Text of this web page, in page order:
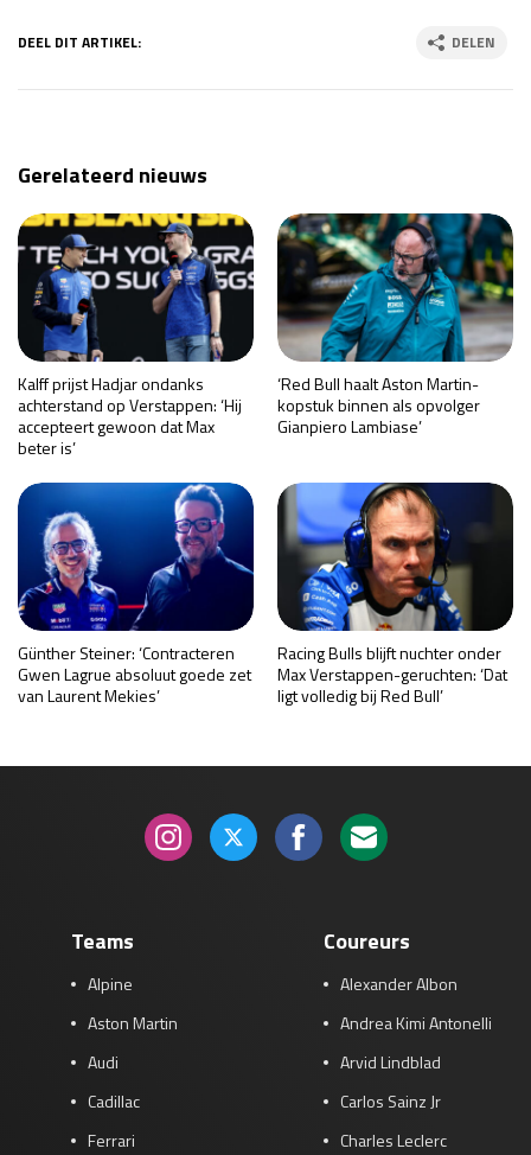
DEEL DIT ARTIKEL: DELEN
Gerelateerd nieuws
Kalff prijst Hadjar ondanks
achterstand op Verstappen: ‘Hij
accepteert gewoon dat Max
beter is’
‘Red Bull haalt Aston Martin-
kopstuk binnen als opvolger
Gianpiero Lambiase’
Günther Steiner: ‘Contracteren
Gwen Lagrue absoluut goede zet
van Laurent Mekies’
Racing Bulls blijft nuchter onder
Max Verstappen-geruchten: ‘Dat
ligt volledig bij Red Bull’
Teams
Alpine
Aston Martin
Audi
Cadillac
Ferrari
Coureurs
Alexander Albon
Andrea Kimi Antonelli
Arvid Lindblad
Carlos Sainz Jr
Charles Leclerc